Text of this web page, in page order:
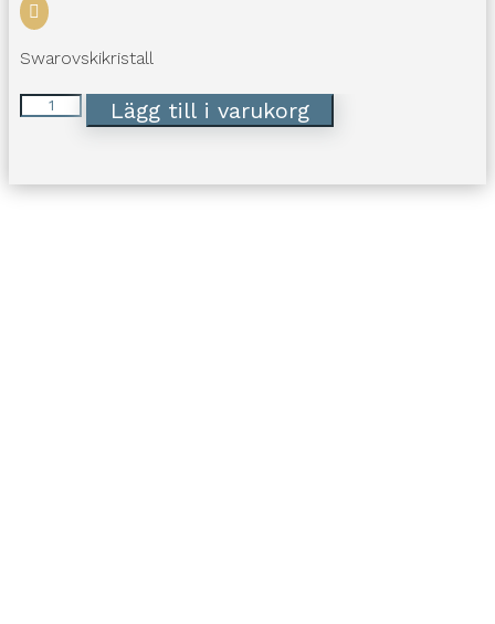

Swarovskikristall
Petite
Armband
Lägg till i varukorg